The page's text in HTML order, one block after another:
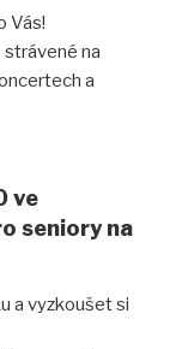
Vás!
strávené na
a
ve
seniory na
a vyzkoušet si